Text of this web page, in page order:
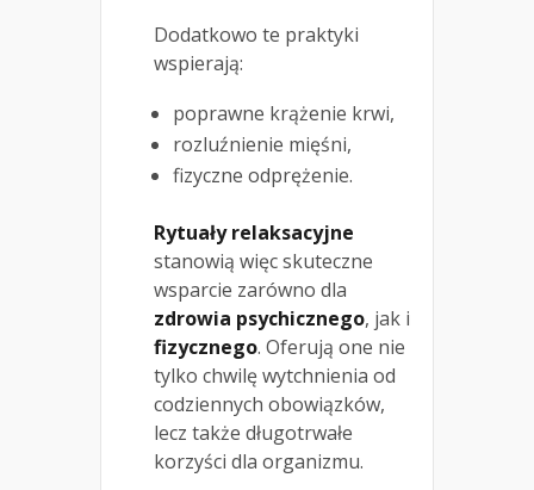
Dodatkowo te praktyki
wspierają:
poprawne krążenie krwi,
rozluźnienie mięśni,
fizyczne odprężenie.
Rytuały relaksacyjne
stanowią więc skuteczne
wsparcie zarówno dla
zdrowia psychicznego, jak i
fizycznego. Oferują one nie
tylko chwilę wytchnienia od
codziennych obowiązków,
lecz także długotrwałe
korzyści dla organizmu.